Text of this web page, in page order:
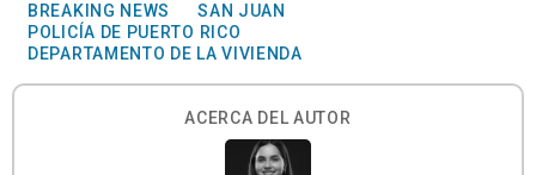
BREAKING NEWS
SAN JUAN
POLICÍA DE PUERTO RICO
DEPARTAMENTO DE LA VIVIENDA
ACERCA DEL AUTOR